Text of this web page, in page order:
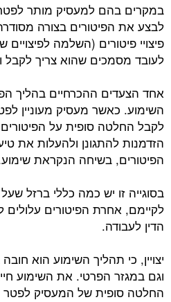
במקרים בהם למעסיק מותר
לבצע את הפיטורים בצורה
פיצויי פיטורים (השלמה
לעובד מסמכים שהוא צריך לקבל
אחד הצעדים ההכרחיים בהליך
השימוע. כאשר מעסיק מעוניין
לקבל החלטה סופית על
הזדמנות להתגונן ולהעלות את
הפיטורים, בשיחה הנקראת
בסוגייה זו יש כמה כללי ברזל
לקיימם, אחרת הפיטורים עלולים
הדין לעבודה.
יצויין, כי תהליך השימוע הוא
וגם במגזר הפרטי. את השימוע
החלטה סופית של המעסיק